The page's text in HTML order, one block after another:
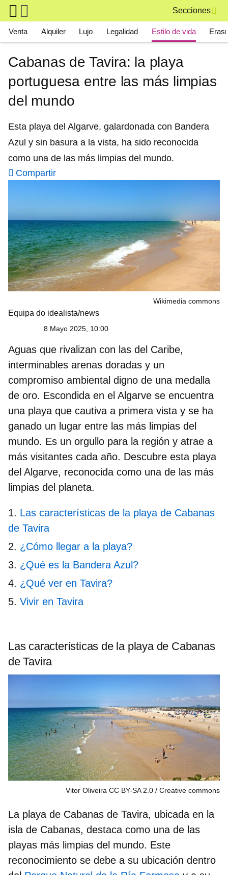
Skip to main content
Secciones
Main navigation
Venta Alquiler Lujo Legalidad Estilo de vida
Cabanas de Tavira: la playa
portuguesa entre las más limpias
del mundo
Esta playa del Algarve, galardonada con Bandera
Azul y sin basura a la vista, ha sido reconocida
como una de las más limpias del mundo.
Compartir
Wikimedia commons
Equipa do idealista/news
8 Mayo 2025, 10:00
Aguas que rivalizan con las del Caribe,
interminables arenas doradas y un
compromiso ambiental digno de una medalla
de oro. Escondida en el Algarve se encuentra
una playa que cautiva a primera vista y se ha
ganado un lugar entre las más limpias del
mundo. Es un orgullo para la región y atrae a
más visitantes cada año. Descubre esta playa
del Algarve, reconocida como una de las más
limpias del planeta.
Las características de la playa de Cabanas
de Tavira
¿Cómo llegar a la playa?
¿Qué es la Bandera Azul?
¿Qué ver en Tavira?
Vivir en Tavira
Las características de la playa de Cabanas
de Tavira
Vitor Oliveira CC BY-SA 2.0 Creative commons
La playa de Cabanas de Tavira, ubicada en la
isla de Cabanas, destaca como una de las
playas más limpias del mundo. Este
reconocimiento se debe a su ubicación dentro